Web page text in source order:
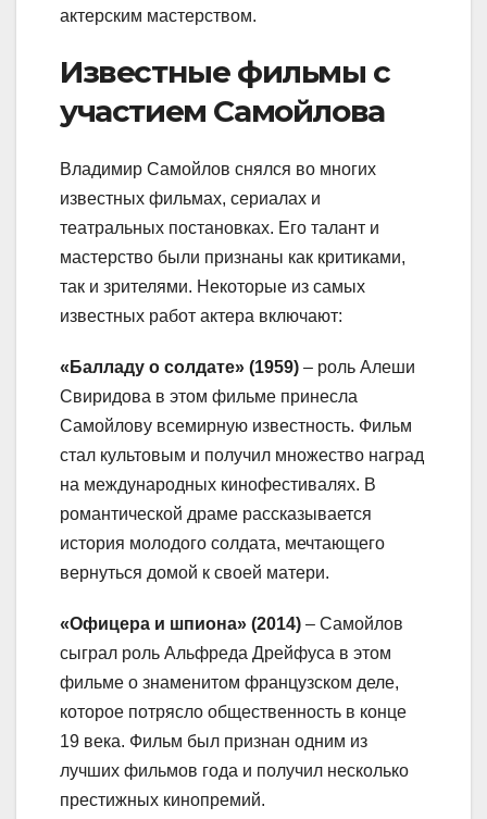
актерским мастерством.
Известные фильмы с
участием Самойлова
Владимир Самойлов снялся во многих
известных фильмах, сериалах и
театральных постановках. Его талант и
мастерство были признаны как критиками,
так и зрителями. Некоторые из самых
известных работ актера включают:
«Балладу о солдате» (1959) – роль Алеши
Свиридова в этом фильме принесла
Самойлову всемирную известность. Фильм
стал культовым и получил множество наград
на международных кинофестивалях. В
романтической драме рассказывается
история молодого солдата, мечтающего
вернуться домой к своей матери.
«Офицера и шпиона» (2014) – Самойлов
сыграл роль Альфреда Дрейфуса в этом
фильме о знаменитом французском деле,
которое потрясло общественность в конце
19 века. Фильм был признан одним из
лучших фильмов года и получил несколько
престижных кинопремий.